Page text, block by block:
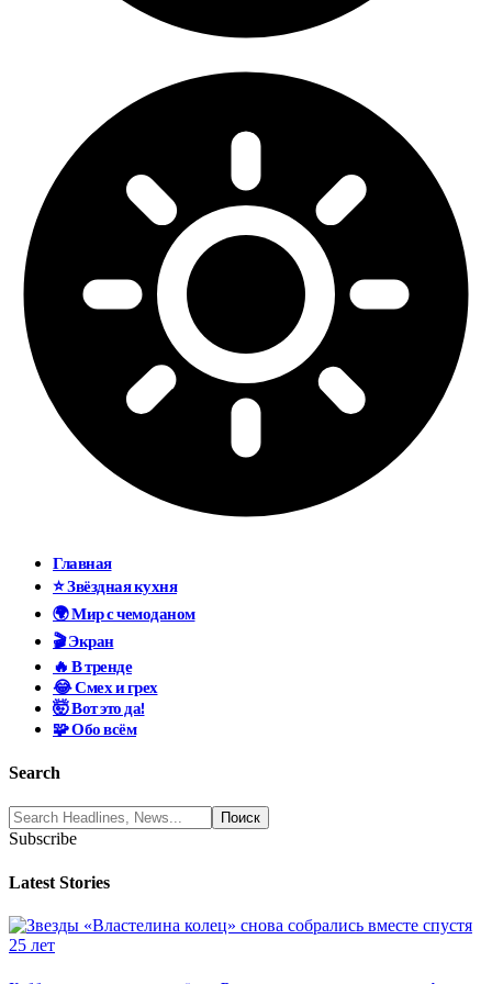
Главная
⭐ Звёздная кухня
🌍 Мир с чемоданом
🎬 Экран
🔥 В тренде
😂 Смех и грех
🤯 Вот это да!
🧩 Обо всём
Search
Subscribe
Latest Stories